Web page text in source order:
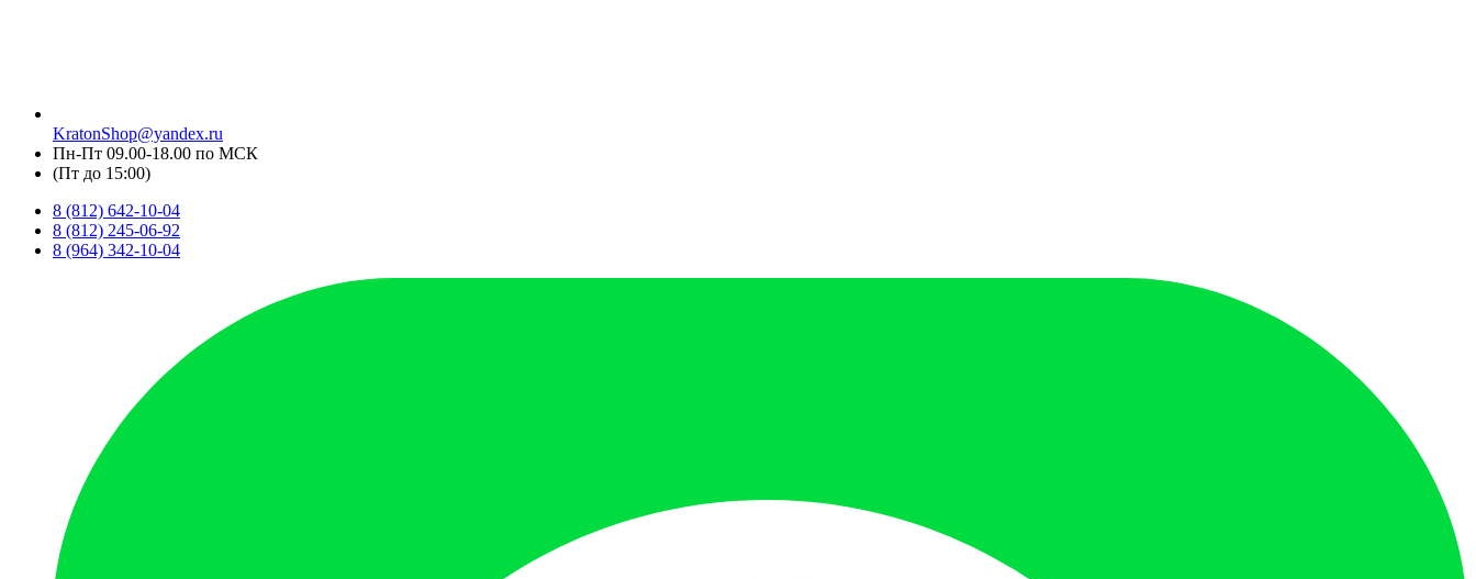
KratonShop@yandex.ru
Пн-Пт 09.00-18.00 по МСК
(Пт до 15:00)
8 (812) 642-10-04
8 (812) 245-06-92
8 (964) 342-10-04